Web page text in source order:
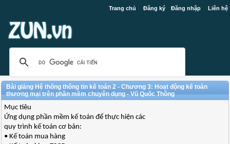
Trang chủ Đăng ký Đăng nhập Liên hệ
Bài giảng Hệ thống thông tin kế toán 2 - Chương 3: Hoạt động kế toán
thương mại trên phần mềm chuyên dụng - Vũ Quốc Thông
Mục tiêu
Ứng dụng phần mềm kế toán để thực hiện các
quy trình kế toán cơ bản:
• Kế toán mua hàng